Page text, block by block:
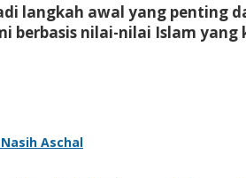
langkah awal yang penting
berbasis nilai-nilai Islam
Aschal